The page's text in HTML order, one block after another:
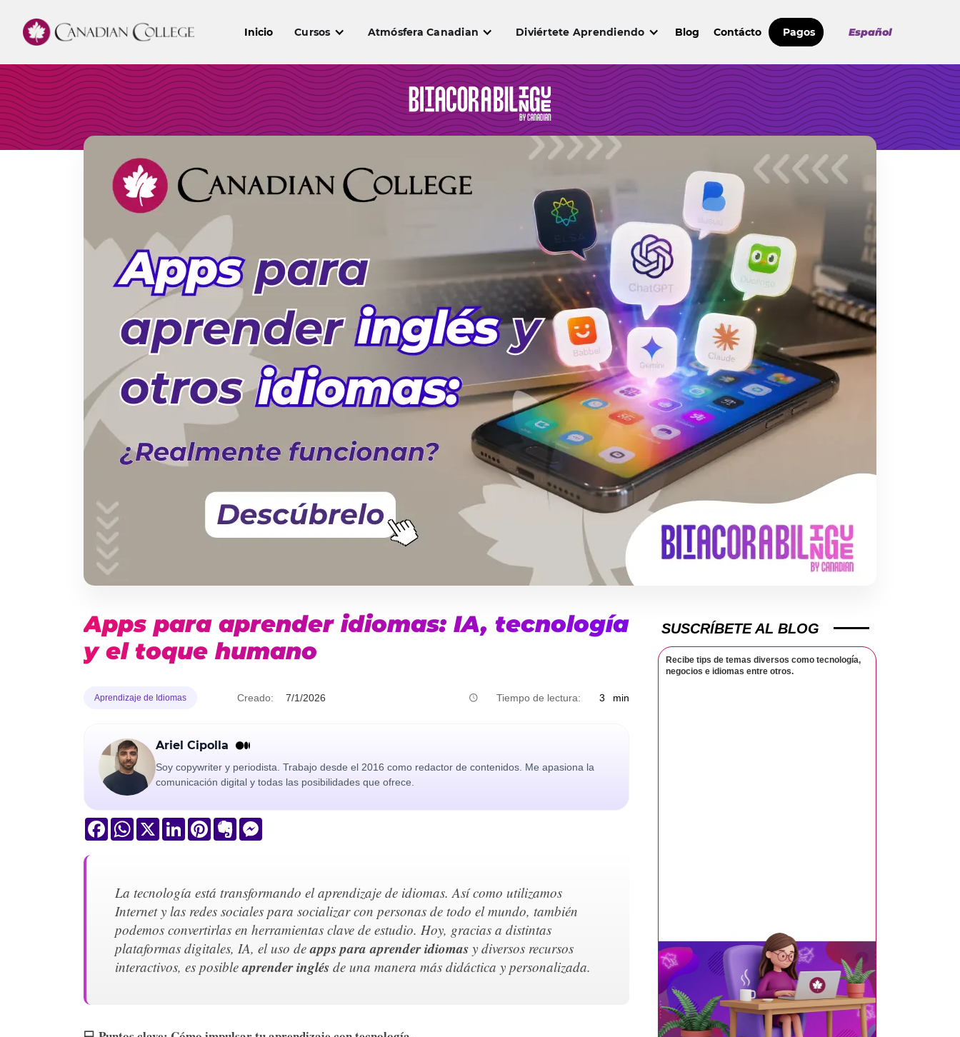
Inicio Cursos Atmósfera Canadian Diviértete Aprendiendo Blog Contácto Pagos Español
Apps para aprender idiomas: IA, tecnología
y el toque humano
Aprendizaje de Idiomas Creado: 7/1/2026 Tiempo de lectura: 3 min
Ariel Cipolla
Soy copywriter y periodista. Trabajo desde el 2016 como redactor de contenidos. Me apasiona la
comunicación digital y todas las posibilidades que ofrece.
FacebookWhatsApp
X LinkedInPinterestEvernote
La tecnología está transformando el aprendizaje de idiomas. Así como utilizamos
Internet y las redes sociales para socializar con personas de todo el mundo, también
podemos convertirlas en herramientas clave de estudio. Hoy, gracias a distintas
plataformas digitales, IA, el uso deapps para aprender idiomas y diversos recursos
interactivos, es posibleaprender inglés de una manera más didáctica y personalizada.
SUSCRÍBETE AL BLOG
Recibe tips de temas diversos como tecnología,
negocios e idiomas entre otros.